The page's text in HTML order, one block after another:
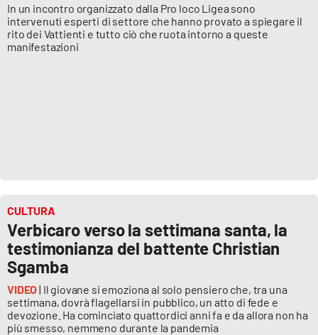
In un incontro organizzato dalla Pro loco Ligea sono
intervenuti esperti di settore che hanno provato a spiegare il
rito dei Vattienti e tutto ciò che ruota intorno a queste
manifestazioni
CULTURA
Verbicaro verso la settimana santa, la
testimonianza del battente Christian
Sgamba
VIDEO| Il giovane si emoziona al solo pensiero che, tra una
settimana, dovrà flagellarsi in pubblico, un atto di fede e
devozione. Ha cominciato quattordici anni fa e da allora non ha
più smesso, nemmeno durante la pandemia